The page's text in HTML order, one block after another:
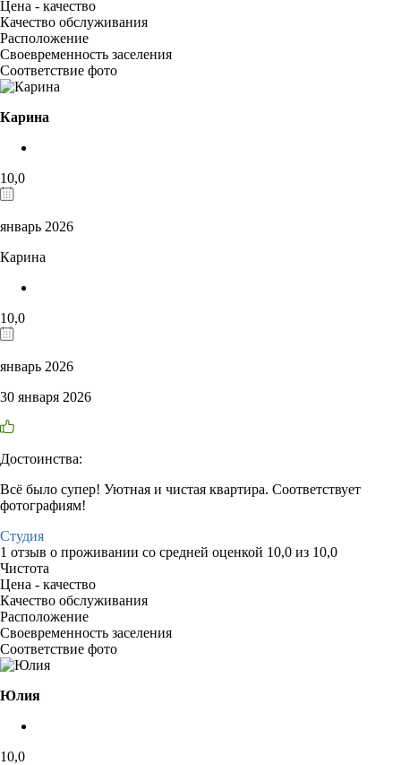
Цена - качество
Качество обслуживания
Расположение
Своевременность заселения
Соответствие фото
Карина
10,0
январь 2026
Карина
10,0
январь 2026
30 января 2026
Достоинства:
Всё было супер! Уютная и чистая квартира. Соответствует
фотографиям!
Студия
1 отзыв о проживании со средней оценкой 10,0 из 10,0
Чистота
Цена - качество
Качество обслуживания
Расположение
Своевременность заселения
Соответствие фото
Юлия
10,0